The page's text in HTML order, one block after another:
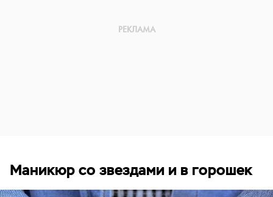
Маникюр со звездами и в горошек